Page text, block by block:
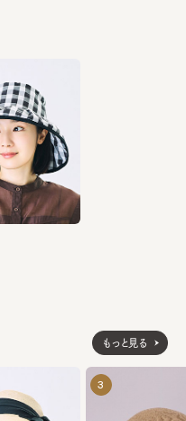
もっと見る
3